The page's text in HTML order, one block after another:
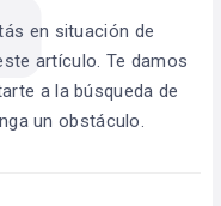
en situación de
artículo. Te damos
a la búsqueda de
un obstáculo.